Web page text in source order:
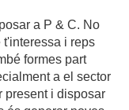
a P & C. No
t'interessa i reps
formes part
a el sector
present i disposar